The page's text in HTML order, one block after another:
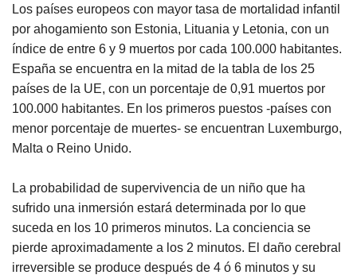
Los países europeos con mayor tasa de mortalidad infantil
por ahogamiento son Estonia, Lituania y Letonia, con un
índice de entre 6 y 9 muertos por cada 100.000 habitantes.
España se encuentra en la mitad de la tabla de los 25
países de la UE, con un porcentaje de 0,91 muertos por
100.000 habitantes. En los primeros puestos -países con
menor porcentaje de muertes- se encuentran Luxemburgo,
Malta o Reino Unido.
La probabilidad de supervivencia de un niño que ha
sufrido una inmersión estará determinada por lo que
suceda en los 10 primeros minutos. La conciencia se
pierde aproximadamente a los 2 minutos. El daño cerebral
irreversible se produce después de 4 ó 6 minutos y su